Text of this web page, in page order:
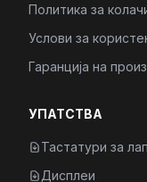
Политика за
Услови за
Гаранција на
УПАТСТВА
Тастатури за
Дисплеи